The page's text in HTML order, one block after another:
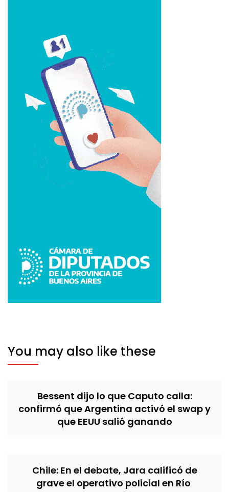
You may also like these
Bessent dijo lo que Caputo calla:
confirmó que Argentina activó el swap y
que EEUU salió ganando
Chile: En el debate, Jara calificó de
grave el operativo policial en Río